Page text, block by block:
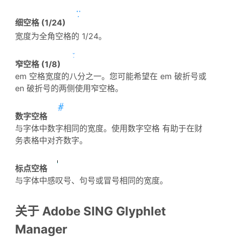
细空格 (1/24)
宽度为全角空格的 1/24。
窄空格 (1/8)
em 空格宽度的八分之一。您可能希望在 em 破折号或
en 破折号的两侧使用窄空格。
数字空格
与字体中数字相同的宽度。使用数字空格 有助于在财
务表格中对齐数字。
标点空格
与字体中感叹号、句号或冒号相同的宽度。
关于 Adobe SING Glyphlet
Manager